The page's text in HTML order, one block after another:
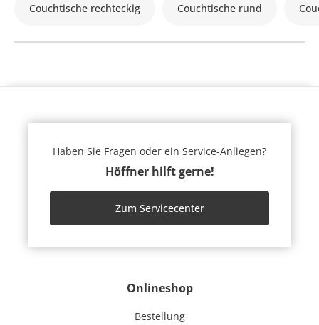
Couchtische rechteckig Couchtische rund
Onlineshop
Bestellung
Haben Sie Fragen oder ein Service-Anliegen?
Höffner hilft gerne!
Zum Servicecenter